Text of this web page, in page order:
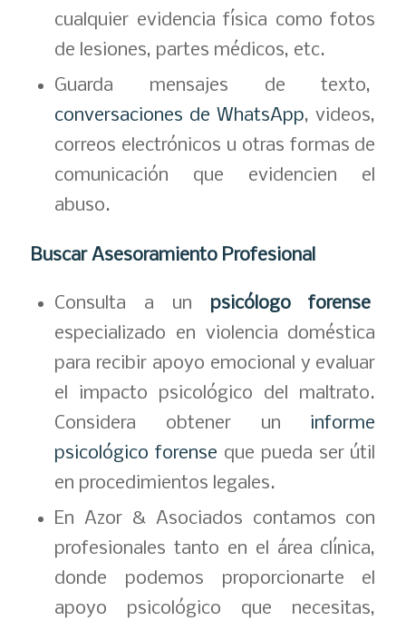
cualquier evidencia física como fotos
de lesiones, partes médicos, etc.
Guarda mensajes de texto,
conversaciones de WhatsApp, videos,
correos electrónicos u otras formas de
comunicación que evidencien el
abuso.
Buscar Asesoramiento Profesional
Consulta a un psicólogo forense
especializado en violencia doméstica
para recibir apoyo emocional y evaluar
el impacto psicológico del maltrato.
Considera obtener un informe
psicológico forense que pueda ser útil
en procedimientos legales.
En Azor & Asociados contamos con
profesionales tanto en el área clínica,
donde podemos proporcionarte el
apoyo psicológico que necesitas,